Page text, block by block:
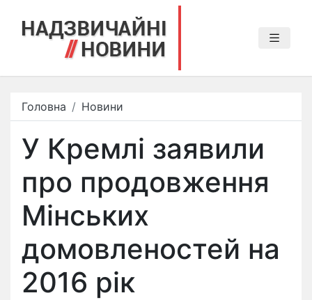
Головна Новини
У Кремлі заявили
про продовження
Мінських
домовленостей на
2016 рік